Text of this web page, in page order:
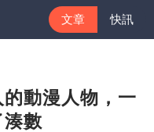
文章 快訊
動漫人物，一
數